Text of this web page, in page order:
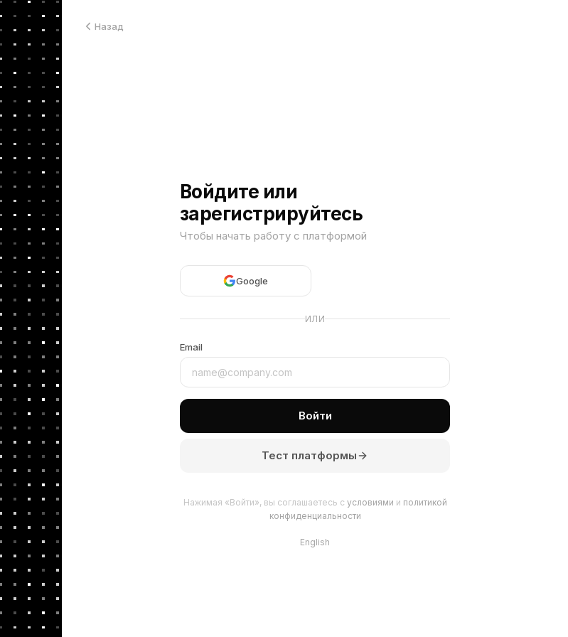
Назад
Войдите или
зарегистрируйтесь
Чтобы начать работу с платформой
Google
ИЛИ
Email
Войти
Тест платформы
Нажимая «Войти», вы соглашаетесь с условиями и политикой
конфиденциальности
English